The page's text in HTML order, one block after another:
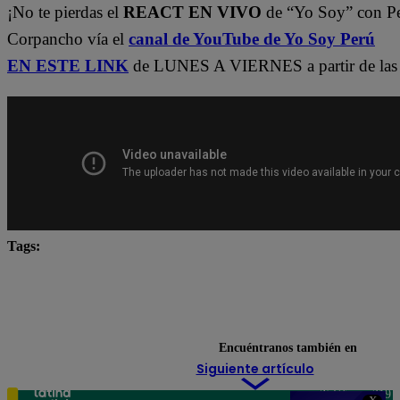
¡No te pierdas el REACT EN VIVO de “Yo Soy” con
Corpancho vía el canal de YouTube de Yo Soy Perú
EN ESTE LINK de LUNES A VIERNES a partir de
Tags:
Siguiente artículo
Encuéntranos también en
Teléfono: 219